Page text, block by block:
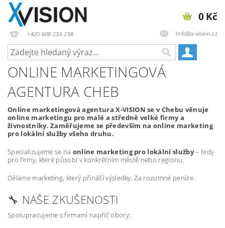
+420 608 236 258 Info@x-vision.cz
0 Kč
ONLINE MARKETINGOVÁ
AGENTURA CHEB
Online marketingová agentura X-VISION se v Chebu věnuje
online marketingu pro malé a středně velké firmy a
živnostníky. Zaměřujeme se především na online marketing
pro lokální služby všeho druhu.
Specializujeme se na online marketing pro lokální služby– tedy
pro firmy, které působí v konkrétním městě nebo regionu.
Děláme marketing, který přináší výsledky. Za rozumné peníze.
🔧 NAŠE ZKUŠENOSTI
Spolupracujeme s firmami napříč obory: